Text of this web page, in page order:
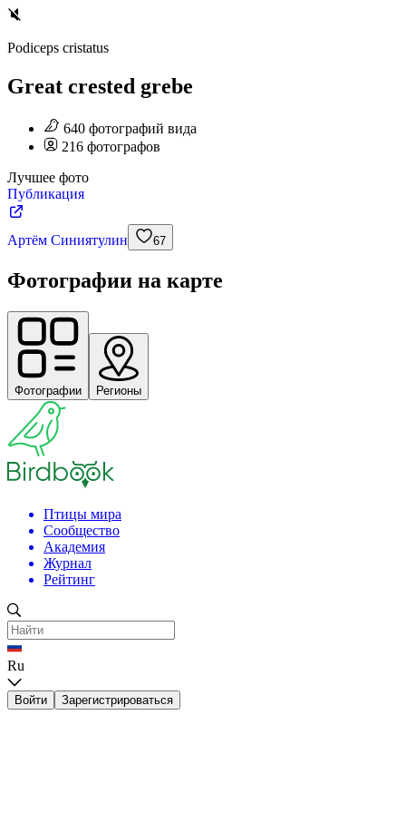
Podiceps cristatus
Great crested grebe
640 фотографий вида
216 фотографов
Лучшее фото
Публикация
Артём Синиятулин 67
Фотографии на карте
Фотографии Регионы
Птицы мира
Сообщество
Академия
Журнал
Рейтинг
Ru
Войти Зарегистрироваться